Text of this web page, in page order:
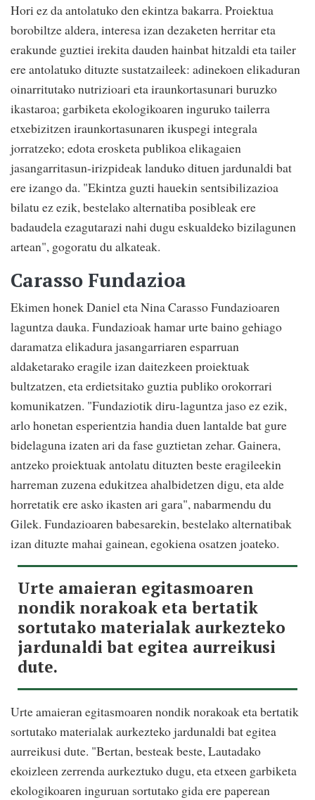
Hori ez da antolatuko den ekintza bakarra. Proiektua
borobiltze aldera, interesa izan dezaketen herritar eta
erakunde guztiei irekita dauden hainbat hitzaldi eta tailer
ere antolatuko dituzte sustatzaileek: adinekoen elikaduran
oinarritutako nutrizioari eta iraunkortasunari buruzko
ikastaroa; garbiketa ekologikoaren inguruko tailerra
etxebizitzen iraunkortasunaren ikuspegi integrala
jorratzeko; edota erosketa publikoa elikagaien
jasangarritasun-irizpideak landuko dituen jardunaldi bat
ere izango da. "Ekintza guzti hauekin sentsibilizazioa
bilatu ez ezik, bestelako alternatiba posibleak ere
badaudela ezagutarazi nahi dugu eskualdeko bizilagunen
artean", gogoratu du alkateak.
Carasso Fundazioa
Ekimen honek Daniel eta Nina Carasso Fundazioaren
laguntza dauka. Fundazioak hamar urte baino gehiago
daramatza elikadura jasangarriaren esparruan
aldaketarako eragile izan daitezkeen proiektuak
bultzatzen, eta erdietsitako guztia publiko orokorrari
komunikatzen. "Fundaziotik diru-laguntza jaso ez ezik,
arlo honetan esperientzia handia duen lantalde bat gure
bidelaguna izaten ari da fase guztietan zehar. Gainera,
antzeko proiektuak antolatu dituzten beste eragileekin
harreman zuzena edukitzea ahalbidetzen digu, eta alde
horretatik ere asko ikasten ari gara", nabarmendu du
Gilek. Fundazioaren babesarekin, bestelako alternatibak
izan dituzte mahai gainean, egokiena osatzen joateko.
Urte amaieran egitasmoaren
nondik norakoak eta bertatik
sortutako materialak aurkezteko
jardunaldi bat egitea aurreikusi
dute.
Urte amaieran egitasmoaren nondik norakoak eta bertatik
sortutako materialak aurkezteko jardunaldi bat egitea
aurreikusi dute. "Bertan, besteak beste, Lautadako
ekoizleen zerrenda aurkeztuko dugu, eta etxeen garbiketa
ekologikoaren inguruan sortutako gida ere paperean